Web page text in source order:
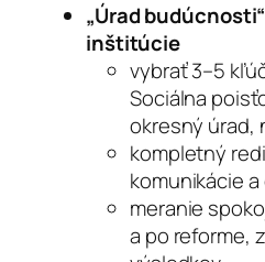
„Úrad
inštitúcie
vybrať 3–5
Sociálna
okresný úrad,
kompletný
komunikácie
meranie
a po reforme,